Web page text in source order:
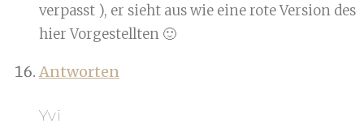
verpasst ), er sieht aus wie eine rote Version des
hier Vorgestellten 🙂
Antworten
Yvi